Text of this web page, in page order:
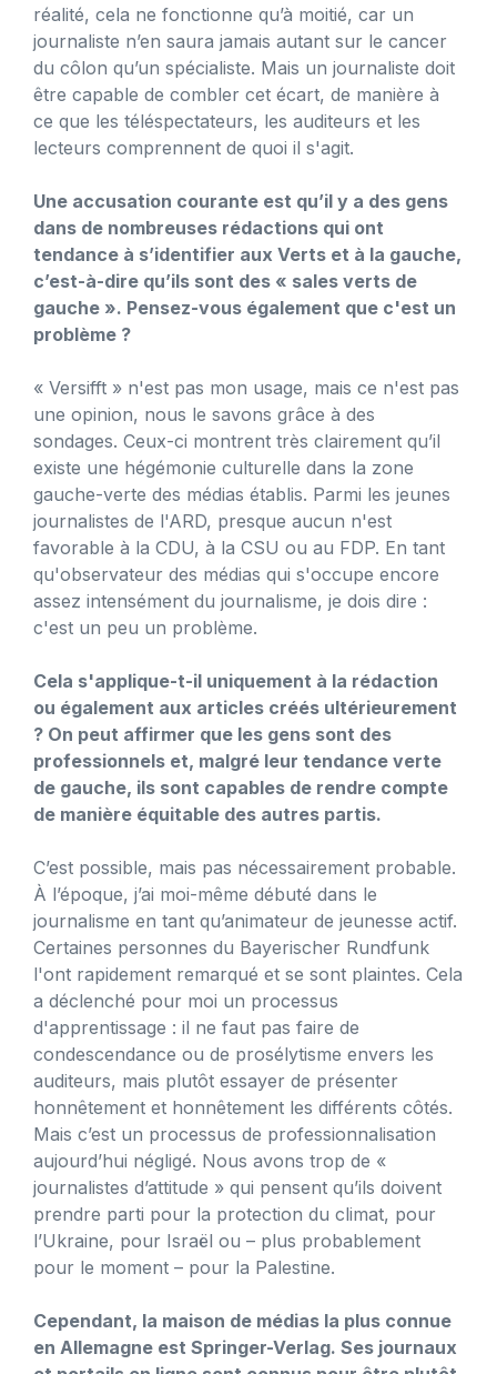
réalité, cela ne fonctionne qu’à moitié, car un
journaliste n’en saura jamais autant sur le cancer
du côlon qu’un spécialiste. Mais un journaliste doit
être capable de combler cet écart, de manière à
ce que les téléspectateurs, les auditeurs et les
lecteurs comprennent de quoi il s'agit.
Une accusation courante est qu’il y a des gens
dans de nombreuses rédactions qui ont
tendance à s’identifier aux Verts et à la gauche,
c’est-à-dire qu’ils sont des « sales verts de
gauche ». Pensez-vous également que c'est un
problème ?
« Versifft » n'est pas mon usage, mais ce n'est pas
une opinion, nous le savons grâce à des
sondages. Ceux-ci montrent très clairement qu’il
existe une hégémonie culturelle dans la zone
gauche-verte des médias établis. Parmi les jeunes
journalistes de l'ARD, presque aucun n'est
favorable à la CDU, à la CSU ou au FDP. En tant
qu'observateur des médias qui s'occupe encore
assez intensément du journalisme, je dois dire :
c'est un peu un problème.
Cela s'applique-t-il uniquement à la rédaction
ou également aux articles créés ultérieurement
? On peut affirmer que les gens sont des
professionnels et, malgré leur tendance verte
de gauche, ils sont capables de rendre compte
de manière équitable des autres partis.
C’est possible, mais pas nécessairement probable.
À l’époque, j’ai moi-même débuté dans le
journalisme en tant qu’animateur de jeunesse actif.
Certaines personnes du Bayerischer Rundfunk
l'ont rapidement remarqué et se sont plaintes. Cela
a déclenché pour moi un processus
d'apprentissage : il ne faut pas faire de
condescendance ou de prosélytisme envers les
auditeurs, mais plutôt essayer de présenter
honnêtement et honnêtement les différents côtés.
Mais c’est un processus de professionnalisation
aujourd’hui négligé. Nous avons trop de «
journalistes d’attitude » qui pensent qu’ils doivent
prendre parti pour la protection du climat, pour
l’Ukraine, pour Israël ou – plus probablement
pour le moment – ​​pour la Palestine.
Cependant, la maison de médias la plus connue
en Allemagne est Springer-Verlag. Ses journaux